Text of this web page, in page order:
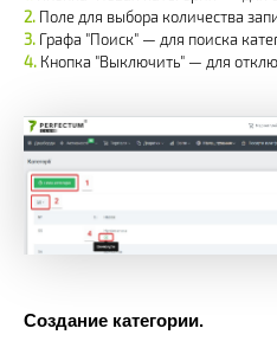
Поле для выбора количества
Графа "Поиск" — для поиска
Кнопка "Выключить" — для
Создание категории.